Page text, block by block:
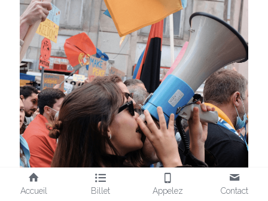
Accueil Billet Appelez Contact